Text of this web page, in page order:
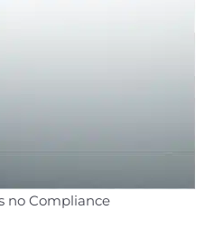
no Compliance